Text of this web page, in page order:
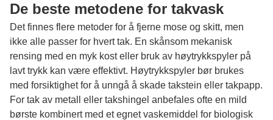
De beste metodene for takvask
Det finnes flere metoder for å fjerne mose og skitt, men
ikke alle passer for hvert tak. En skånsom mekanisk
rensing med en myk kost eller bruk av høytrykkspyler på
lavt trykk kan være effektivt. Høytrykkspyler bør brukes
med forsiktighet for å unngå å skade takstein eller takpapp.
For tak av metall eller takshingel anbefales ofte en mild
børste kombinert med et egnet vaskemiddel for biologisk